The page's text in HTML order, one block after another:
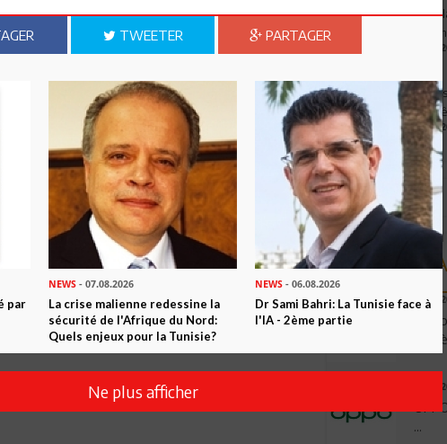
aux
bien-
Un
...
TWEETER PARTAGER
par
NEWS - 07.08.2026
La crise malienne redessine la
sécurité de l'Afrique du Nord:
Quels enjeux pour la Tunisie?
NEWS- 06.08.2026
Dr Sami Bahri: La Tunisie face à
l'IA - 2ème partie
Ne plus afficher